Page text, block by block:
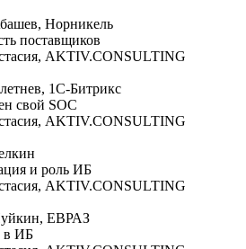
Норникель
поставщиков
AKTIV.CONSULTING
1С-Битрикс
свой SOC
AKTIV.CONSULTING
и роль ИБ
AKTIV.CONSULTING
ЕВРАЗ
в ИБ